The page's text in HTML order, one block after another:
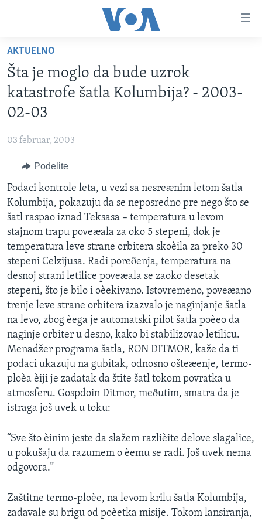
glavni
sadržaj
Idi
na
glavnu
Idi
pretragu
NASLOVNA
RUBRIKE
AMERIKA
GLOBALNE TEME
EKONOMIJA
NAUKA I TEHNOLOGIJA
MEDICINA
KULTURA
DRUŠTVO
SPORT
INTERVJU
TV PROGRAM
IZ AMERIKE
Learning English
PRATITE NAS
Jezici
AKTUELNO
Šta je moglo da bude uzrok
katastrofe šatla Kolumbija? - 2003-
02-03
03 februar, 2003
Podelite
Podaci kontrole leta, u vezi sa nesreænim letom šatla
Kolumbija, pokazuju da se neposredno pre nego što se
šatl raspao iznad Teksasa – temperatura u levom
stajnom trapu poveæala za oko 5 stepeni, dok je
temperatura leve strane orbitera skoèila za preko 30
stepeni Celzijusa. Radi poreðenja, temperatura na
desnoj strani letilice poveæala se zaoko desetak
stepeni, što je bilo i oèekivano. Istovremeno, poveæano
trenje leve strane orbitera izazvalo je naginjanje šatla
na levo, zbog èega je automatski pilot šatla poèeo da
naginje orbiter u desno, kako bi stabilizovao letilicu.
Menadžer programa šatla, RON DITMOR, kaže da ti
podaci ukazuju na gubitak, odnosno ošteæenje, termo-
ploèa èiji je zadatak da štite šatl tokom povratka u
atmosferu. Gospdoin Ditmor, meðutim, smatra da je
istraga još uvek u toku:
“Sve što èinim jeste da slažem razlièite delove slagalice,
u pokušaju da razumem o èemu se radi. Još uvek nema
odgovora.”
Zaštitne termo-ploèe, na levom krilu šatla Kolumbija,
zadavale su brigu od poèetka misije. Tokom lansiranja,